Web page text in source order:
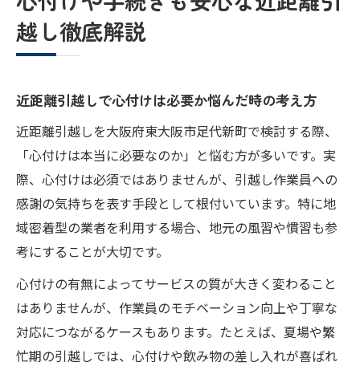
越し徹底解説
近距離引越しで心付けは必要か悩んだ時の考え方
近距離引越しを大阪府東大阪市足代新町で検討する際、
「心付けは本当に必要なのか」と悩む方が多いです。実
際、心付けは必須ではありませんが、引越し作業員への
感謝の気持ちを表す手段として根付いています。特に地
域密着型の業者を利用する場合、地元の風習や慣習も参
考にすることが大切です。
心付けの有無によってサービスの質が大きく変わること
はありませんが、作業員のモチベーション向上や丁寧な
対応につながるケースもあります。たとえば、夏場や繁
忙期の引越しでは、心付けや飲み物の差し入れが喜ばれ